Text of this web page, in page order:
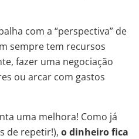
com a “perspectiva” de
sempre tem recursos
fazer uma negociação
ou arcar com gastos
uma melhora! Como já
de repetir!), o dinheiro fica